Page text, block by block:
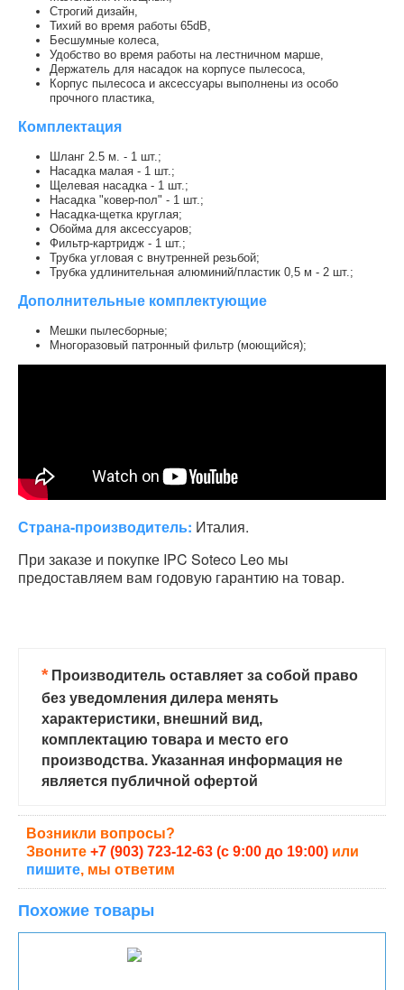
Строгий дизайн,
Тихий во время работы 65dB,
Бесшумные колеса,
Удобство во время работы на лестничном марше,
Держатель для насадок на корпусе пылесоса,
Корпус пылесоса и аксессуары выполнены из особо
прочного пластика,
Комплектация
Шланг 2.5 м. - 1 шт.;
Насадка малая - 1 шт.;
Щелевая насадка - 1 шт.;
Насадка "ковер-пол" - 1 шт.;
Насадка-щетка круглая;
Обойма для аксессуаров;
Фильтр-картридж - 1 шт.;
Трубка угловая с внутренней резьбой;
Трубка удлинительная алюминий/пластик 0,5 м - 2 шт.;
Дополнительные комплектующие
Мешки пылесборные;
Многоразовый патронный фильтр (моющийся);
Страна-производитель: Италия.
При заказе и покупке IPC Soteco Leo мы
предоставляем вам годовую гарантию на товар.
*Производитель оставляет за собой право
без уведомления дилера менять
характеристики, внешний вид,
комплектацию товара и место его
производства. Указанная информация не
является публичной офертой
Возникли вопросы?
Звоните +7 (903) 723-12-63 (с 9:00 до 19:00) или
пишите, мы ответим
Похожие товары